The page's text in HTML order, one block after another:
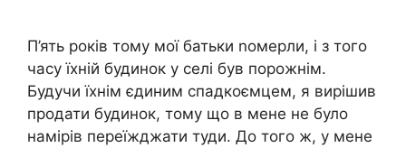
П’ять років тому мої батьки nомерли, і з того
часу їхній будинок у селі був порожнім.
Будучи їхнім єдиним спадкоємцем, я вирішив
продати будинок, тому що в мене не було
намірів переїжджати туди. До того ж, у мене